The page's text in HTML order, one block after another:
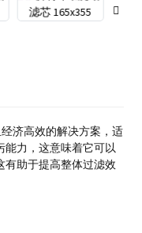
济高效的解决方案，适
能力，这意味着它可以
有助于提高整体过滤效